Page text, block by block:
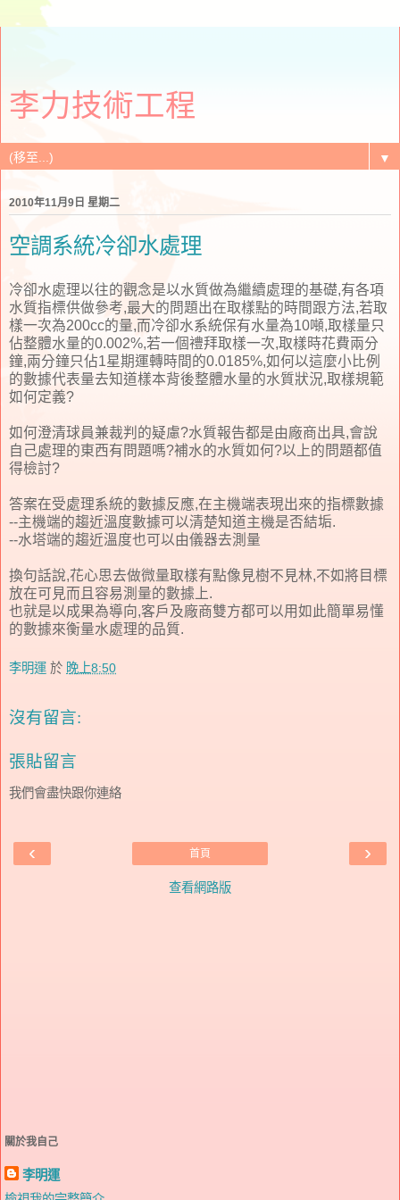
李力技術工程
▼
2010年11月9日 星期二
空調系統冷卻水處理
冷卻水處理以往的觀念是以水質做為繼續處理的基礎,有各項
水質指標供做參考,最大的問題出在取樣點的時間跟方法,若取
樣一次為200cc的量,而冷卻水系統保有水量為10噸,取樣量只
佔整體水量的0.002%,若一個禮拜取樣一次,取樣時花費兩分
鐘,兩分鐘只佔1星期運轉時間的0.0185%,如何以這麼小比例
的數據代表量去知道樣本背後整體水量的水質狀況,取樣規範
如何定義?
如何澄清球員兼裁判的疑慮?水質報告都是由廠商出具,會說
自己處理的東西有問題嗎?補水的水質如何?以上的問題都值
得檢討?
答案在受處理系統的數據反應,在主機端表現出來的指標數據
--主機端的趨近溫度數據可以清楚知道主機是否結垢.
--水塔端的趨近溫度也可以由儀器去測量
換句話說,花心思去做微量取樣有點像見樹不見林,不如將目標
放在可見而且容易測量的數據上.
也就是以成果為導向,客戶及廠商雙方都可以用如此簡單易懂
的數據來衡量水處理的品質.
李明運 於 晚上8:50
沒有留言:
張貼留言
我們會盡快跟你連絡
‹ ›
首頁
查看網路版
關於我自己
李明運